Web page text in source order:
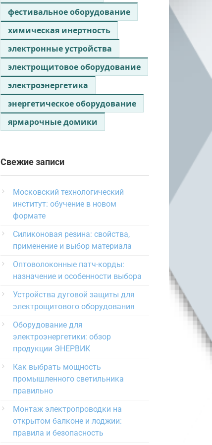
фестивальное оборудование
химическая инертность
электронные устройства
электрощитовое оборудование
электроэнергетика
энергетическое оборудование
ярмарочные домики
Свежие записи
Московский технологический
институт: обучение в новом
формате
Силиконовая резина: свойства,
применение и выбор материала
Оптоволоконные патч-корды:
назначение и особенности выбора
Устройства дуговой защиты для
электрощитового оборудования
Оборудование для
электроэнергетики: обзор
продукции ЭНЕРВИК
Как выбрать мощность
промышленного светильника
правильно
Монтаж электропроводки на
открытом балконе и лоджии:
правила и безопасность